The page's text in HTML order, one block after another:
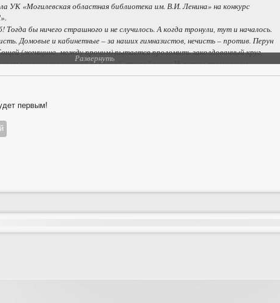
УК «Могилевская областная библиотека им. В.И. Ленина» на конкурс
бы ничего страшного и не случилось. А когда тронули, тут и началось.
Домовые и кабинетные – за наших гимназистов, нечисть – против. Перун
(женщина, между прочим) пытается проломить заколдованный круг,
русалку ворованной колбасой, второй закон Ньютона временно не
Развернуть
первым!